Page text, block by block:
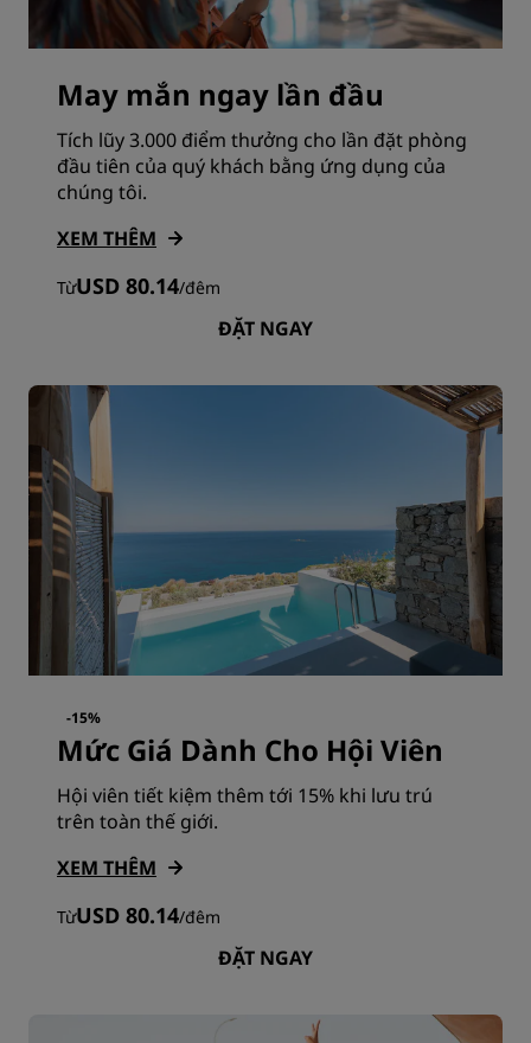
May mắn ngay lần đầu
Tích lũy 3.000 điểm thưởng cho lần đặt phòng
đầu tiên của quý khách bằng ứng dụng của
chúng tôi.
XEM THÊM
TừUSD 80.14/đêm
ĐẶT NGAY
-15%
Mức Giá Dành Cho Hội Viên
Hội viên tiết kiệm thêm tới 15% khi lưu trú
trên toàn thế giới.
XEM THÊM
TừUSD 80.14/đêm
ĐẶT NGAY